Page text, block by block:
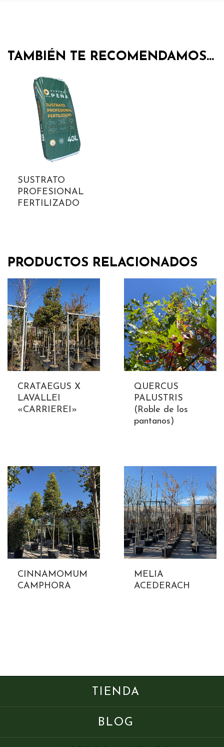
TAMBIÉN TE RECOMENDAMOS…
SUSTRATO
PROFESIONAL
FERTILIZADO
PRODUCTOS RELACIONADOS
CRATAEGUS X
LAVALLEI
«CARRIEREI»
QUERCUS
PALUSTRIS
(Roble de los
pantanos)
CINNAMOMUM
CAMPHORA
MELIA
ACEDERACH
TIENDA
BLOG